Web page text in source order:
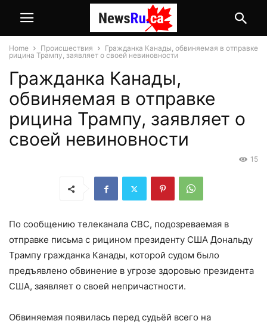
Home Происшествия
Гражданка Канады, обвиняемая в отправке
рицина Трампу, заявляет о своей невиновности
Гражданка Канады,
обвиняемая в отправке
рицина Трампу, заявляет о
своей невиновности
15
По сообщению телеканала CBC, подозреваемая в
отправке письма с рицином президенту США Дональду
Трампу гражданка Канады, которой судом было
предъявлено обвинение в угрозе здоровью президента
США, заявляет о своей непричастности.
Обвиняемая появилась перед судьёй всего на